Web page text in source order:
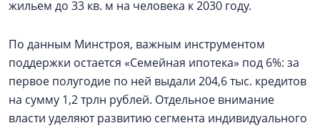
жильем до 33 кв. м на человека к 2030 году.
По данным Минстроя, важным инструментом
поддержки остается «Семейная ипотека» под 6%: за
первое полугодие по ней выдали 204,6 тыс. кредитов
на сумму 1,2 трлн рублей. Отдельное внимание
власти уделяют развитию сегмента индивидуального